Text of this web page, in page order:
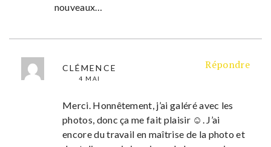
nouveaux…
CLÉMENCE
4 MAI
Répondre
Merci. Honnêtement, j’ai galéré avec les
photos, donc ça me fait plaisir ☺. J’ai
encore du travail en maîtrise de la photo et